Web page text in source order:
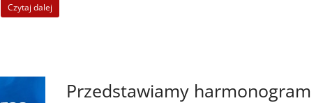
Czytaj dalej
Przedstawiamy harmonogram